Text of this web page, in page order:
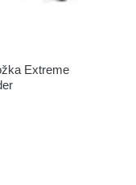
Extreme